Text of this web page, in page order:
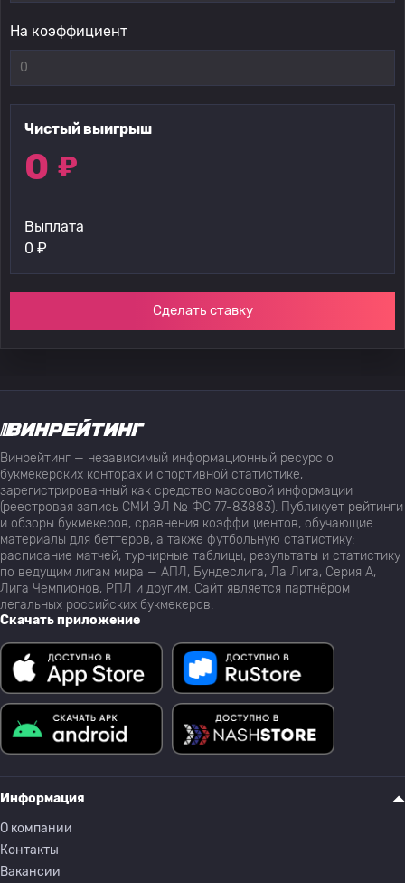
На коэффициент
Чистый выигрыш
0 ₽
Выплата
0 ₽
Сделать ставку
Винрейтинг — независимый информационный ресурс о
букмекерских конторах и спортивной статистике,
зарегистрированный как средство массовой информации
(реестровая запись СМИ ЭЛ № ФС 77-83883). Публикует рейтинги
и обзоры букмекеров, сравнения коэффициентов, обучающие
материалы для беттеров, а также футбольную статистику:
расписание матчей, турнирные таблицы, результаты и статистику
по ведущим лигам мира — АПЛ, Бундеслига, Ла Лига, Серия А,
Лига Чемпионов, РПЛ и другим. Сайт является партнёром
легальных российских букмекеров.
Скачать приложение
Информация
О компании
Контакты
Вакансии